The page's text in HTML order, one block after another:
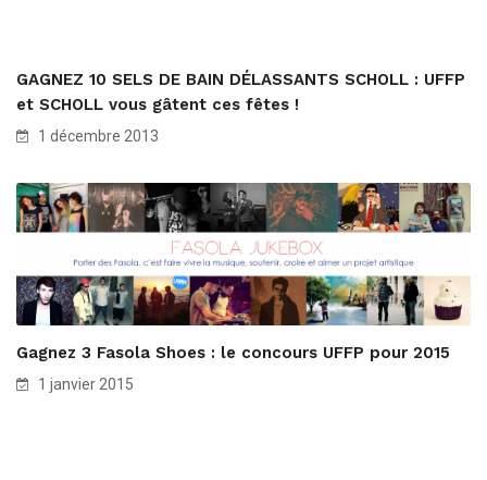
GAGNEZ 10 SELS DE BAIN DÉLASSANTS SCHOLL : UFFP
et SCHOLL vous gâtent ces fêtes !
1 décembre 2013
Gagnez 3 Fasola Shoes : le concours UFFP pour 2015
1 janvier 2015